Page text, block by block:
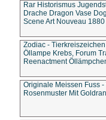
Rar Historismus
Drache Dragon Vase
Scene Art Nouveau 1880
Zodiac - Tierkreiszeichen
Öllampe Krebs, Forum
Reenactment
Originale Meissen Fuss -
Rosenmuster Mit